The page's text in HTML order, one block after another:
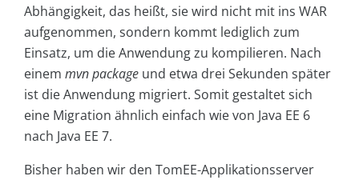
Abhängigkeit, das heißt, sie wird nicht mit ins WAR
aufgenommen, sondern kommt lediglich zum
Einsatz, um die Anwendung zu kompilieren. Nach
einem mvn package und etwa drei Sekunden später
ist die Anwendung migriert. Somit gestaltet sich
eine Migration ähnlich einfach wie von Java EE 6
nach Java EE 7.
Bisher haben wir den TomEE-Applikationsserver